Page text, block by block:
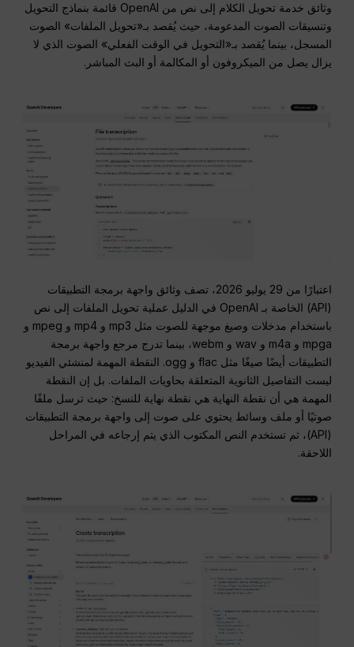
وثائق خدمة تحويل الكلام إلى نص من OpenAI قائمة بنماذج التحويل
وتنسيقات الصوت المدعومة، حيث يُقصد بـ«تحويل الملفات» الصوت
المسجل، بينما يُقصد بـ«التحويل في الوقت الفعلي» الصوت الذي لا
يزال يصل من الميكروفون أو المكالمة أو البث المباشر.
اعتبارًا من 29 يوليو 2026، تصف وثائق واجهة برمجة التطبيقات
(API) الخاصة بـ OpenAI في الدليل عملية تحويل الملفات إلى نص
باستخدام مدخلات وصيغ موجهة للصوت مثل mp3 و mp4 و mpeg و
mpga و m4a و wav و webm، بينما تدرج مرجع واجهة برمجة
التطبيقات أيضًا صيغًا مثل flac و ogg. النقطة المهمة لمنشئي الفيديو
ليست التفاصيل الثانوية المتعلقة بحاويات الملفات. بل إن النقطة
المهمة هي أن نقطة النهاية هي نقطة نهاية للنسخ: حيث ترسل ملفًا
صوتيًا أو ملف وسائط يحتوي على صوت إلى واجهة برمجة التطبيقات
(API)، ثم تستخدم النص المكتوب الذي يتم إرجاعه في المراحل
اللاحقة.